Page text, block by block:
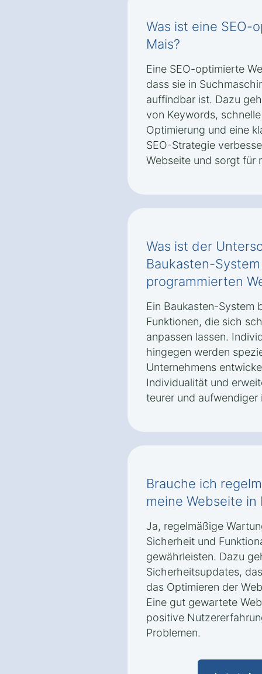
Was ist eine SEO-
Mais?
Eine SEO-optimierte
dass sie in
auffindbar ist. Dazu
von Keywords,
Optimierung und eine
SEO-Strategie
Webseite und sorgt für
Was ist der
Baukasten-
programmierten
Ein Baukasten-System
Funktionen, die sich
anpassen lassen.
hingegen werden
Unternehmens
Individualität und
teurer und aufwendiger
Brauche ich
meine Webseite in
Ja, regelmäßige
Sicherheit und
gewährleisten. Dazu
Sicherheitsupdates,
das Optimieren der
Eine gut gewartete
positive
Problemen.